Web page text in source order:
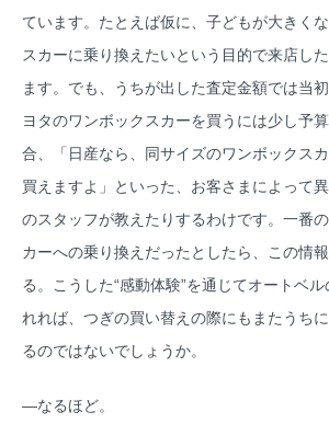
ています。たとえば仮に、子どもが大きく
スカーに乗り換えたいという目的で来店し
ます。でも、うちが出した査定金額では当
ヨタのワンボックスカーを買うには少し予
合、「日産なら、同サイズのワンボックス
買えますよ」といった、お客さまによって
のスタッフが教えたりするわけです。一番
カーへの乗り換えだったとしたら、この情
る。こうした“感動体験”を通じてオートベ
れれば、つぎの買い替えの際にもまたうち
るのではないでしょうか。
―なるほど。